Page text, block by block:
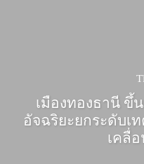
เมืองทองธานี ขึ้
อัจฉริยะยกระดับเ
เคลื่